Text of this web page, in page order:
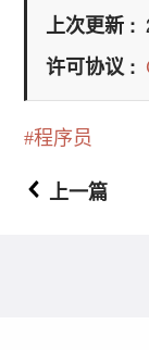
上次更新
许可协议
程序员
上一篇